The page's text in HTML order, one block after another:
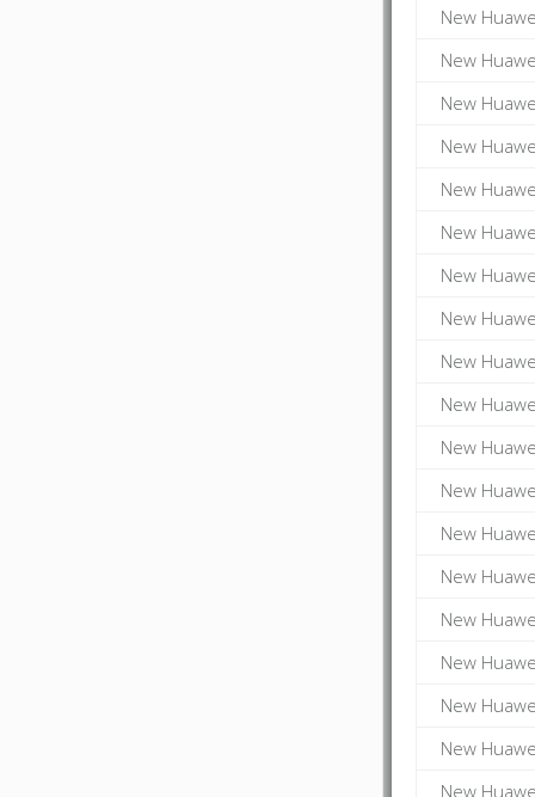
New
New
New
New
New
New
New
New
New
New
New
New
New
New
New
New
New
New
New